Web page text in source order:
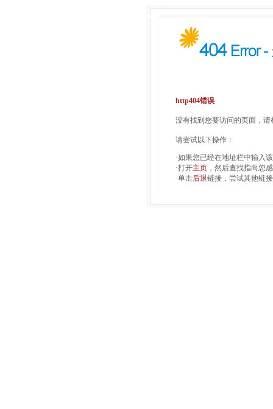
http404错误
没有找到您要访问的页面，
请尝试以下操作：
·如果您已经在地址栏中输入
·打开主页 ，然后查找指向您
·单击后退链接，尝试其他链